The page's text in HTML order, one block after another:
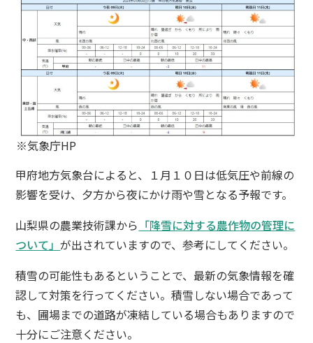
※気象庁HP
甲府地方気象台によると、１月１０日は低気圧や前線の
影響を受け、夕方から夜にかけ雨や雪となる予報です。
山梨県の農業技術課から 「降雪に対する農作物の管理に
ついて」が出されていますので、参考にしてください。
積雪の可能性もあるということで、最新の気象情報を確
認して対策を行ってください。積雪しない場合であって
も、圃場までの道路が凍結している場合もありますので
十分にご注意ください。